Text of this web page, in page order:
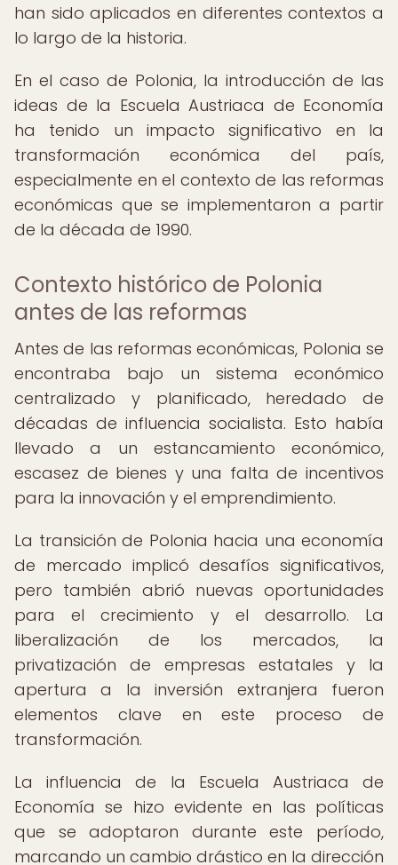
han sido aplicados en diferentes contextos a
lo largo de la historia.
En el caso de Polonia, la introducción de las
ideas de la Escuela Austriaca de Economía
ha tenido un impacto significativo en la
transformación económica del país,
especialmente en el contexto de las reformas
económicas que se implementaron a partir
de la década de 1990.
Contexto histórico de Polonia
antes de las reformas
Antes de las reformas económicas, Polonia se
encontraba bajo un sistema económico
centralizado y planificado, heredado de
décadas de influencia socialista. Esto había
llevado a un estancamiento económico,
escasez de bienes y una falta de incentivos
para la innovación y el emprendimiento.
La transición de Polonia hacia una economía
de mercado implicó desafíos significativos,
pero también abrió nuevas oportunidades
para el crecimiento y el desarrollo. La
liberalización de los mercados, la
privatización de empresas estatales y la
apertura a la inversión extranjera fueron
elementos clave en este proceso de
transformación.
La influencia de la Escuela Austriaca de
Economía se hizo evidente en las políticas
que se adoptaron durante este período,
marcando un cambio drástico en la dirección